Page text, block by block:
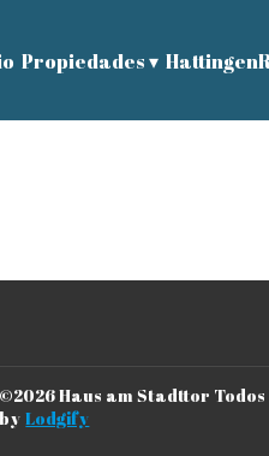
Propiedades▾ Hattingen
©2026Haus am Stadttor
by Lodgify